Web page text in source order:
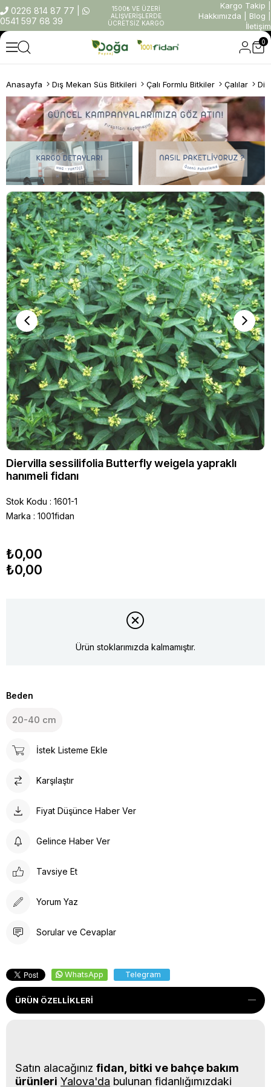
0226 814 87 77
0541 597 68 39
1500₺ VE ÜZERİ
ALIŞVERİŞLERDE
ÜCRETSİZ KARGO
Kargo Takip
Hakkımızda
Blog
İletişim
0
Anasayfa Dış Mekan Süs Bitkileri Çalı Formlu Bitkiler Çalılar
Diervilla sessilifolia Butterfly weigela yapraklı
hanımeli fidanı
Stok Kodu
1601-1
Marka : 1001fidan
₺0,00
₺0,00
Ürün stoklarımızda kalmamıştır.
Beden
20-40 cm
İstek Listeme Ekle
Karşılaştır
Fiyat Düşünce Haber Ver
Gelince Haber Ver
Tavsiye Et
Yorum Yaz
Sorular ve Cevaplar
WhatsApp Telegram
ÜRÜN ÖZELLIKLERI
Satın alacağınız fidan, bitki ve bahçe bakım
ürünleri Yalova'da bulunan fidanlığımızdaki